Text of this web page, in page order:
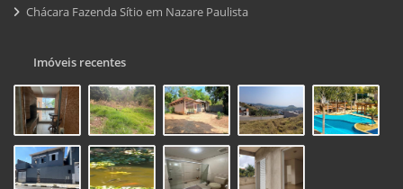
Chácara Fazenda Sítio em Nazare Paulista
Imóveis recentes